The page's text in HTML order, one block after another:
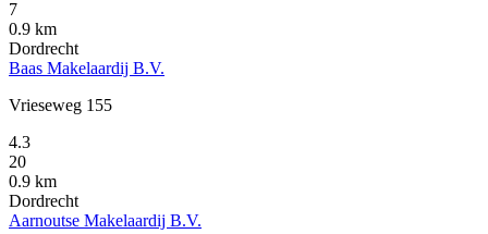
7
0.9 km
Dordrecht
Baas Makelaardij B.V.
Vrieseweg 155
4.3
20
0.9 km
Dordrecht
Aarnoutse Makelaardij B.V.